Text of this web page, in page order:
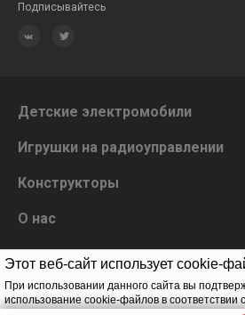
Этот веб-сайт использует cookie-
При использовании данного сайта вы
использование cookie-файлов в
Подписывайтесь
Детские электромобили
Игрушки на радиоуправлении
Конструкторы
О нас